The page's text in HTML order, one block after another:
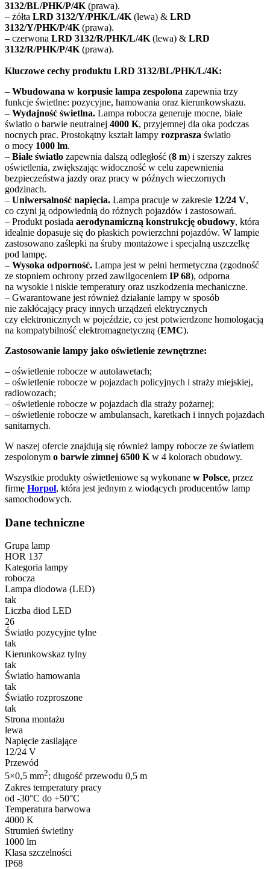
3132/BL/PHK/P/4K (prawa).
– żółta LRD 3132/Y/PHK/L/4K (lewa) & LRD
3132/Y/PHK/P/4K (prawa).
– czerwona LRD 3132/R/PHK/L/4K (lewa) & LRD
3132/R/PHK/P/4K (prawa).
Kluczowe cechy produktu LRD 3132/BL/PHK/L/4K:
– Wbudowana w korpusie lampa zespolona zapewnia trzy
funkcje świetlne: pozycyjne, hamowania oraz kierunkowskazu.
– Wydajność świetlna. Lampa robocza generuje mocne, białe
światło o barwie neutralnej 4000 K, przyjemnej dla oka podczas
nocnych prac. Prostokątny kształt lampy rozprasza światło
o mocy 1000 lm.
– Białe światło zapewnia dalszą odległość (8 m) i szerszy zakres
oświetlenia, zwiększając widoczność w celu zapewnienia
bezpieczeństwa jazdy oraz pracy w późnych wieczornych
godzinach.
– Uniwersalność napięcia. Lampa pracuje w zakresie 12/24 V,
co czyni ją odpowiednią do różnych pojazdów i zastosowań.
– Produkt posiada aerodynamiczną konstrukcję obudowy, która
idealnie dopasuje się do płaskich powierzchni pojazdów. W lampie
zastosowano zaślepki na śruby montażowe i specjalną uszczelkę
pod lampę.
– Wysoka odporność. Lampa jest w pełni hermetyczna (zgodność
ze stopniem ochrony przed zawilgoceniem IP 68), odporna
na wysokie i niskie temperatury oraz uszkodzenia mechaniczne.
– Gwarantowane jest również działanie lampy w sposób
nie zakłócający pracy innych urządzeń elektrycznych
czy elektronicznych w pojeździe, co jest potwierdzone homologacją
na kompatybilność elektromagnetyczną (EMC).
Zastosowanie lampy jako oświetlenie zewnętrzne:
– oświetlenie robocze w autolawetach;
– oświetlenie robocze w pojazdach policyjnych i straży miejskiej,
radiowozach;
– oświetlenie robocze w pojazdach dla straży pożarnej;
– oświetlenie robocze w ambulansach, karetkach i innych pojazdach
sanitarnych.
W naszej ofercie znajdują się również lampy robocze ze światłem
zespolonym o barwie zimnej 6500 K w 4 kolorach obudowy.
Wszystkie produkty oświetleniowe są wykonane w Polsce, przez
firmę Horpol, która jest jednym z wiodących producentów lamp
samochodowych.
Dane techniczne
Grupa lamp
HOR 137
Kategoria lampy
robocza
Lampa diodowa (LED)
tak
Liczba diod LED
26
Światło pozycyjne tylne
tak
Kierunkowskaz tylny
tak
Światło hamowania
tak
Światło rozproszone
tak
Strona montażu
lewa
Napięcie zasilające
12/24 V
Przewód
5×0,5 mm2; długość przewodu 0,5 m
Zakres temperatury pracy
od -30°C do +50°C
Temperatura barwowa
4000 K
Strumień świetlny
1000 lm
Klasa szczelności
IP68